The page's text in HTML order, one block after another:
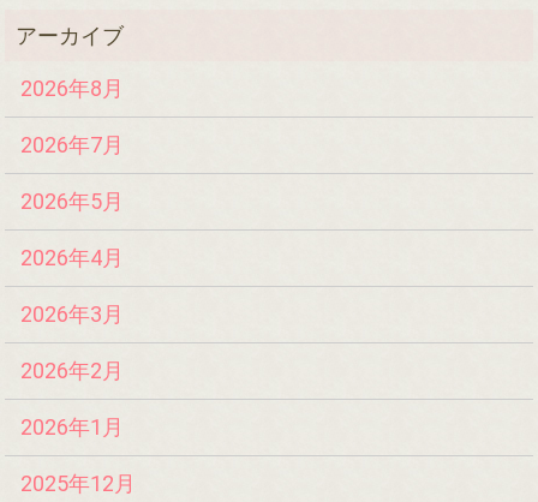
2026年8月
2026年7月
2026年5月
2026年4月
2026年3月
2026年2月
2026年1月
2025年12月